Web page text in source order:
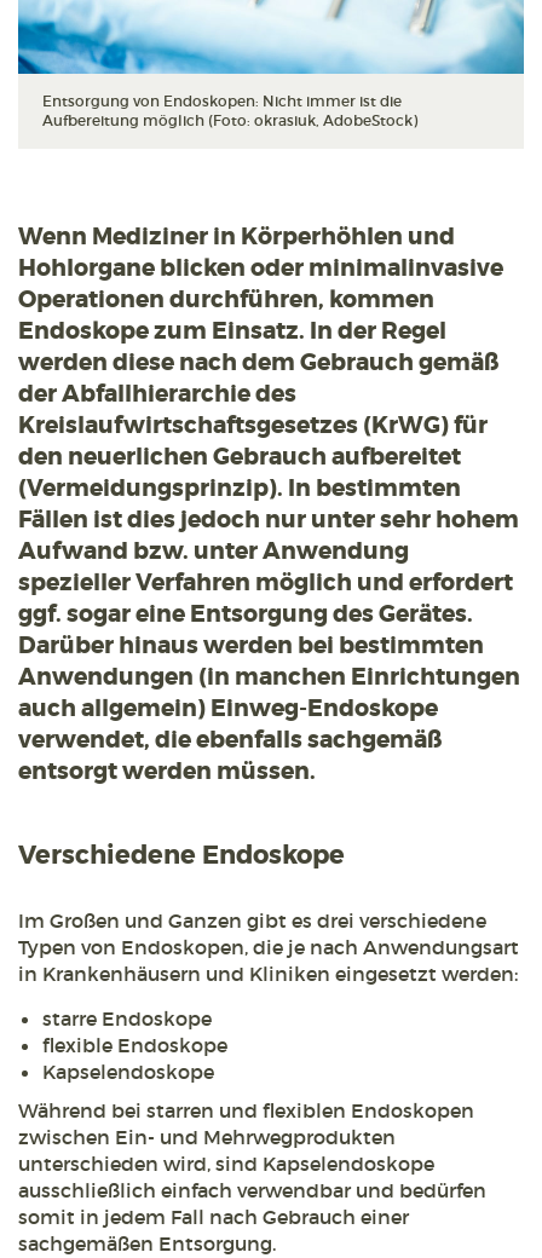
Entsorgung von Endoskopen: Nicht immer ist die
Aufbereitung möglich (Foto: okrasiuk, AdobeStock)
Wenn Mediziner in Körperhöhlen und
Hohlorgane blicken oder minimalinvasive
Operationen durchführen, kommen
Endoskope zum Einsatz. In der Regel
werden diese nach dem Gebrauch gemäß
der Abfallhierarchie des
Kreislaufwirtschaftsgesetzes (KrWG) für
den neuerlichen Gebrauch aufbereitet
(Vermeidungsprinzip). In bestimmten
Fällen ist dies jedoch nur unter sehr hohem
Aufwand bzw. unter Anwendung
spezieller Verfahren möglich und erfordert
ggf. sogar eine Entsorgung des Gerätes.
Darüber hinaus werden bei bestimmten
Anwendungen (in manchen Einrichtungen
auch allgemein) Einweg-Endoskope
verwendet, die ebenfalls sachgemäß
entsorgt werden müssen.
Verschiedene Endoskope
Im Großen und Ganzen gibt es drei verschiedene
Typen von Endoskopen, die je nach Anwendungsart
in Krankenhäusern und Kliniken eingesetzt werden:
starre Endoskope
flexible Endoskope
Kapselendoskope
Während bei starren und flexiblen Endoskopen
zwischen Ein- und Mehrwegprodukten
unterschieden wird, sind Kapselendoskope
ausschließlich einfach verwendbar und bedürfen
somit in jedem Fall nach Gebrauch einer
sachgemäßen Entsorgung.